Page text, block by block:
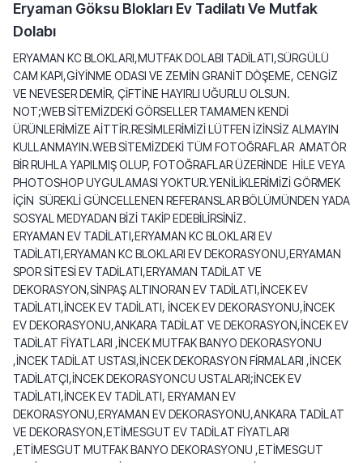
Eryaman Göksu Blokları Ev Tadilatı Ve Mutfak
Dolabı
ERYAMAN KC BLOKLARI,MUTFAK DOLABI TADİLATI,SÜRGÜLÜ
CAM KAPI,GİYİNME ODASI VE ZEMİN GRANİT DÖŞEME, CENGİZ
VE NEVESER DEMİR, ÇİFTİNE HAYIRLI UĞURLU OLSUN.
NOT;WEB SİTEMİZDEKİ GÖRSELLER TAMAMEN KENDİ
ÜRÜNLERİMİZE AİTTİR.RESİMLERİMİZİ LÜTFEN İZİNSİZ ALMAYIN
KULLANMAYIN.WEB SİTEMİZDEKİ TÜM FOTOĞRAFLAR AMATÖR
BİR RUHLA YAPILMIŞ OLUP, FOTOĞRAFLAR ÜZERİNDE HİLE VEYA
PHOTOSHOP UYGULAMASI YOKTUR.YENİLİKLERİMİZİ GÖRMEK
İÇİN SÜREKLİ GÜNCELLENEN REFERANSLAR BÖLÜMÜNDEN YADA
SOSYAL MEDYADAN BİZİ TAKİP EDEBİLİRSİNİZ.
ERYAMAN EV TADİLATI,ERYAMAN KC BLOKLARI EV
TADİLATI,ERYAMAN KC BLOKLARI EV DEKORASYONU,ERYAMAN
SPOR SİTESİ EV TADİLATI,ERYAMAN TADİLAT VE
DEKORASYON,SİNPAŞ ALTINORAN EV TADİLATI,İNCEK EV
TADİLATI,İNCEK EV TADİLATI, İNCEK EV DEKORASYONU,İNCEK
EV DEKORASYONU,ANKARA TADİLAT VE DEKORASYON,İNCEK EV
TADİLAT FİYATLARI ,İNCEK MUTFAK BANYO DEKORASYONU
,İNCEK TADİLAT USTASI,İNCEK DEKORASYON FİRMALARI ,İNCEK
TADİLATÇI,İNCEK DEKORASYONCU USTALARI;İNCEK EV
TADİLATI,İNCEK EV TADİLATI, ERYAMAN EV
DEKORASYONU,ERYAMAN EV DEKORASYONU,ANKARA TADİLAT
VE DEKORASYON,ETİMESGUT EV TADİLAT FİYATLARI
,ETİMESGUT MUTFAK BANYO DEKORASYONU ,ETİMESGUT